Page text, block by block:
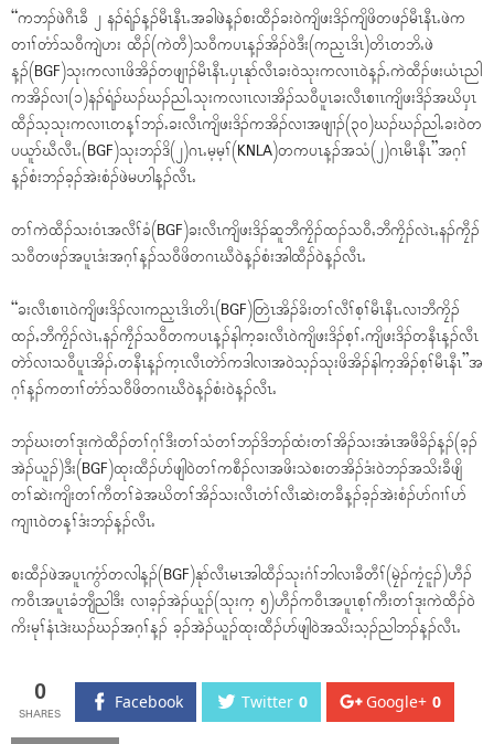
“ကဘၣ်ဖဲဂီၤခီ ၂ နၣ်ရံၣ်န့ၣ်မီၤနီၤႉအခါဖဲန့ၣ်စးထီၣ်ခး၀ဲကျိဖးဒိၣ်ကျိဖိတဖၣ်မီၤနီၤႉဖဲက
တၢၢ်တံာ်သ၀ီကျဲဟး ထီၣ်(ကဲတီ)သ၀ီကပၤန့ၣ်အိၣ်၀ဲဒီး(ကည့ၤဒိၤ)တိၤတဘိႉဖဲ
န့ၣ်(BGF)သုးကလၢၤဖိအိၣ်တဖျၢၣ်မီၤနီၤႉၦၤနုာ်လီၤခး၀ဲသုးကလၢၤ၀ဲန့ၣ်ႉကဲထီၣ်ဖးယံၤညါ
ကအိၣ်လၢ(၁)နၣ်ရံၣ်ဃၣ်ဃၣ်ညါႉသုးကလၢၤလၢအိၣ်သ၀ီပူၤခးလီၤစၢၤကျိဖးဒိၣ်အဃိၦၤ
ထီၣ်သ့သုးကလၢၤတန့ၢ်ဘၣ်ႉခးလီၤကျိဖးဒိၣ်ကအိၣ်လၢအဖျၢၣ်(၃၀)ဃၣ်ဃၣ်ညါႉခး၀ဲတ
ပယူာ်ဃီလီၤႉ(BGF)သုးဘၣ်ဒိ(၂)ဂၤႉမ့မ့ၢ်(KNLA)တကပၤန့ၣ်အသံ(၂)ဂၤမီၤနီၤ”အဂ့ၢ်
န့ၣ်စံးဘၣ်ခ့ၣ်အဲးစံၣ်ဖဲမဟါန့ၣ်လီၤႉ
တၢ်ကဲထီၣ်သး၀ံၤအလီၢ်ခံ(BGF)ခးလီၤကျိဖးဒိၣ်ဆူဘီကၠိၣ်ထၣ်သ၀ီႇဘီကၠိၣ်လဲၤႇနၣ်ကၠီၣ်
သ၀ီတဖၣ်အပူၤဒံးအဂ့ၢ်န့ၣ်သ၀ီဖိတဂၤဃီ၀ဲန့ၣ်စံးအါထီၣ်၀ဲန့ၣ်လီၤႉ
“ခးလီၤစၢၤ၀ဲကျိဖးဒိၣ်လၢကည့ၤဒိၤတိၤ(BGF)တြဲၤအိၣ်ခိးတၢ်လီၢ်စ့ၢ်မီၤနီၤႉလၢဘီကၠိၣ်
ထၣ်ႇဘီကၠိၣ်လဲၤႇနၣ်ကၠီၣ်သ၀ီတကပၤန့ၣ်နါက့ခးလီၤ၀ဲကျိဖးဒိၣ်စ့ၢ်ႉကျိဖးဒိၣ်တနီၤန့ၣ်လီၤ
တဲာ်လၢသ၀ီပူၤအိၣ်ႉတနီၤန့ၣ်က့ၤလီၤတဲာ်ကဒါလၢအ၀ဲသ့ၣ်သုးဖိအိၣ်နါက့အိၣ်စ့ၢ်မီၤနီၤ”အ
ဂ့ၢ်န့ၣ်ကတၢၢ်တံာ်သ၀ီဖိတဂၤဃီ၀ဲန့ၣ်စံး၀ဲန့ၣ်လီၤႉ
ဘၣ်ဃးတၢ်ဒုးကဲထီၣ်တၢ်ဂ့ၢ်ဒီးတၢ်သံတၢ်ဘၣ်ဒိဘၣ်ထံးတၢ်အိၣ်သးအံၤအဖီခိၣ်န့ၣ်(ခ့ၣ်
အဲၣ်ယူၣ်)ဒီး(BGF)ထုးထီၣ်ပာ်ဖျါ၀ဲတၢ်ကစီၣ်လၢအဖိးသဲစးတအိၣ်ဒံး၀ဲဘၣ်အသိးခီဖျိ
တၢ်ဆဲးကျိးတၢ်ကီတၢ်ခဲအဃိတၢ်အိၣ်သးလီၤတံၢ်လီၤဆဲးတခီန့ၣ်ခ့ၣ်အဲးစံၣ်ပာ်ဂၢၢ်ပာ်
ကျၢၤ၀ဲတန့ၢ်ဒံးဘၣ်န့ၣ်လီၤႉ
စးထီၣ်ဖဲအပူၤကွံာ်တလါန့ၣ်(BGF)နုာ်လီၤမၤအါထီၣ်သုးဂံၢ်ဘါလၢခီတီၢ်(မၠဲၣ်ကၠံငူၣ်)ဟီၣ်
က၀ီၤအပူၤခံဘျီညါဒီး လၢခ့ၣ်အဲၣ်ယူၣ်(သုးက့ ၅)ဟီၣ်က၀ီၤအပူၤစ့ၢ်ကီးတၢ်ဒုးကဲထီၣ်၀ဲ
ကိးမုၢ်နံၤဒဲးဃၣ်ဃၣ်အဂ့ၢ်န့ၣ် ခ့ၣ်အဲၣ်ယူၣ်ထုးထီၣ်ပာ်ဖျါ၀ဲအသိးသ့ၣ်ညါဘၣ်န့ၣ်လီၤႉ
0 Facebook Twitter 0 Google+ 0